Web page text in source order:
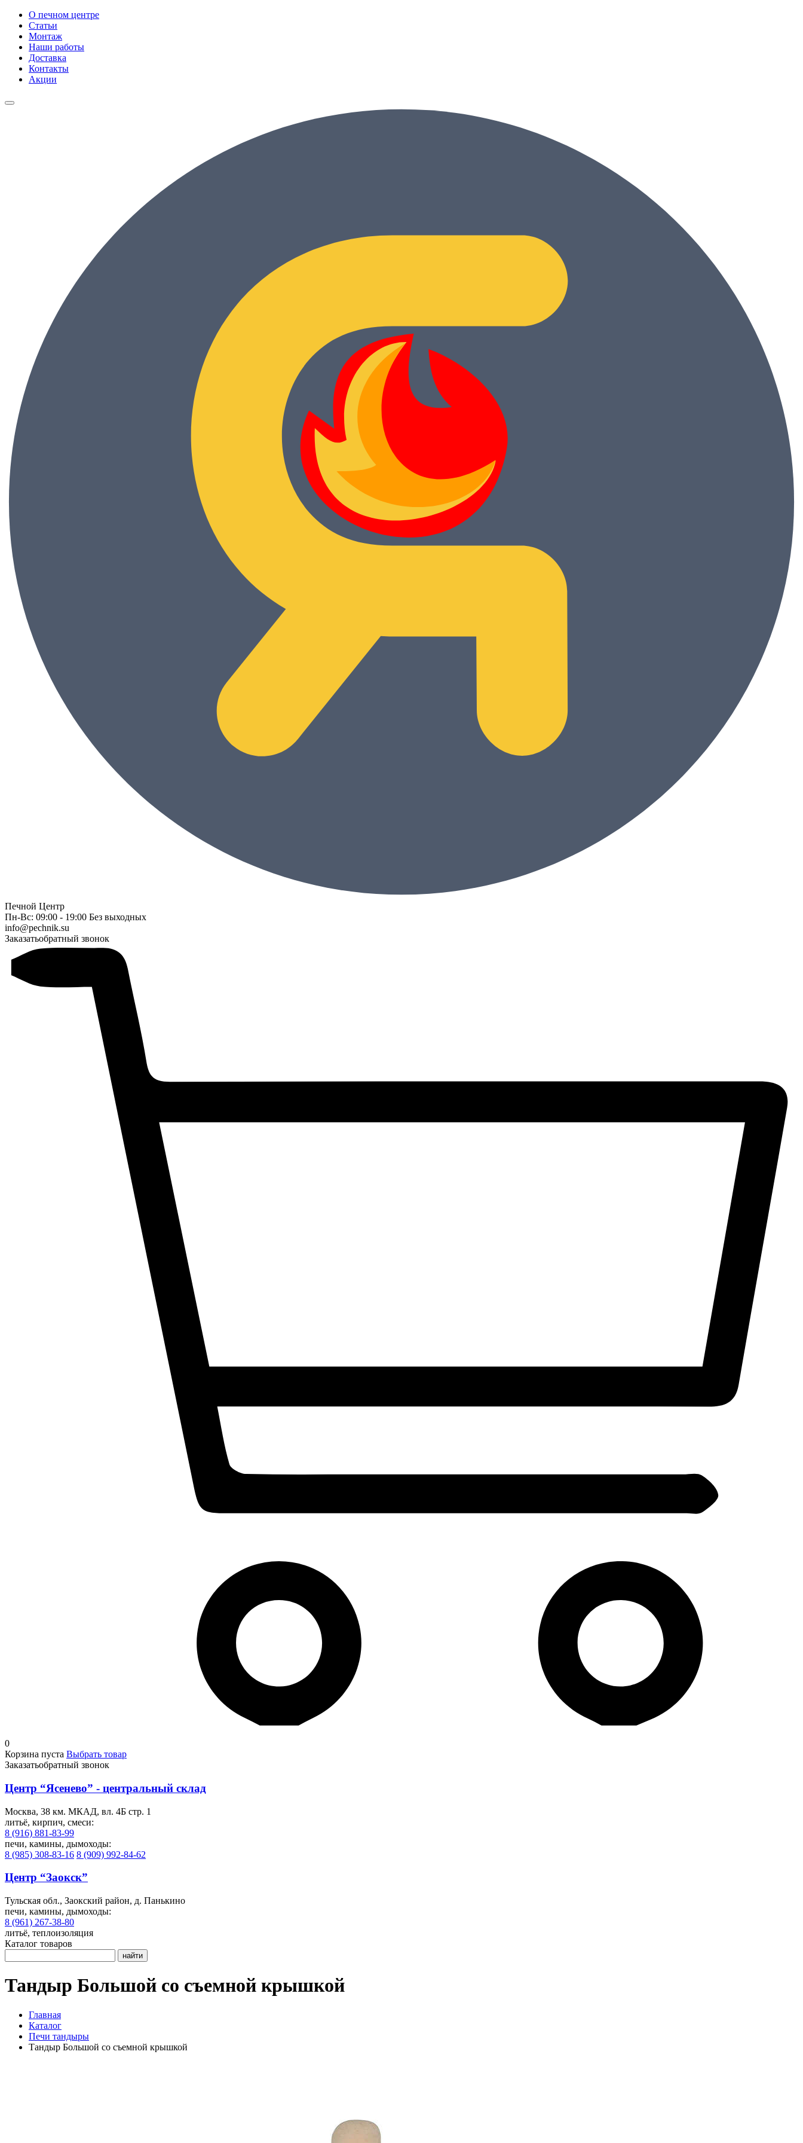
О печном центре
Статьи
Монтаж
Наши работы
Доставка
Контакты
Акции
Печной Центр
Пн-Вс: 09:00 - 19:00 Без выходных
info@pechnik.su
Заказатьобратный звонок
0
Корзина пуста Выбрать товар
Заказатьобратный звонок
Центр “Ясенево” - центральный склад
Москва, 38 км. МКАД, вл. 4Б стр. 1
литьё, кирпич, смеси:
8 (916) 881-83-99
печи, камины, дымоходы:
8 (985) 308-83-16 8 (909) 992-84-62
Центр “Заокск”
Тульская обл., Заокский район, д. Панькино
печи, камины, дымоходы:
8 (961) 267-38-80
литьё, теплоизоляция
Каталог товаров
найти
Тандыр Большой со съемной крышкой
Главная
Каталог
Печи тандыры
Тандыр Большой со съемной крышкой